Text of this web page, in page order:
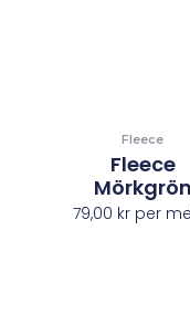
Fleece
Fleece
Mörkgrön
79,00 krper